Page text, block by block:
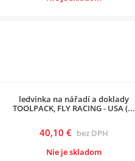
ledvinka na nářadí a doklady
TOOLPACK, FLY RACING - USA (...
40,10 € bez DPH
Nie je skladom